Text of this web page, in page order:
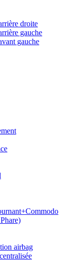
droite
gauche
gauche
airbag